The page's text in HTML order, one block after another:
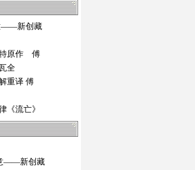
——新创藏
原作 傅
全
重译 傅
《流亡》
——新创藏